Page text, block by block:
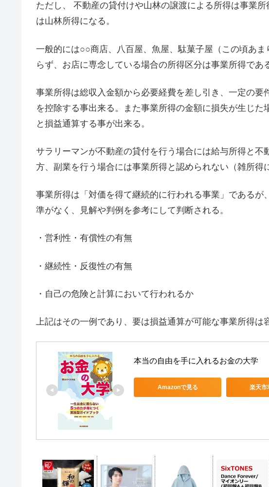
ただし、 不動産の貸付けや山林の譲渡による所得は事業
は山林所得になる。
一般的には○○商店、八百屋、魚屋、駄菓子屋（この頃あ
らず、お店に専念している場合の所得区分は事業所得であ
事業所得は総収入金額から必要経費を差し引き、一定の
を控除する事出来る。また事業所得の金額に損失が生じ
と損益通算する事が出来る。
サラリーマンが不動産の貸付を行う場合には給与所得と不
方、副業を行う場合には事業所得と認められない（雑所得
事業所得は「対価を得て継続的に行われる事業」であるが
準がなく、見解や判例を参考にして判断される。
・営利性・有償性の有無
・継続性・反復性の有無
・自己の危険と計算において行われるか
上記はその一例であり、要は損益通算が可能な事業所得は
本当の自由を手に入れるお金の大学
Amazonで見る 楽天市